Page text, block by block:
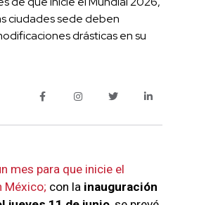
ciudades sede deben
drásticas en su
mes para que inicie el
México; con la inauguración